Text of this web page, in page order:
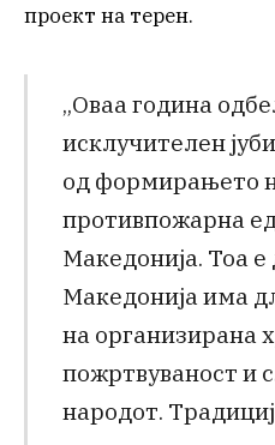
проект на терен.
„Оваа година
исклучителен
од формирањето
противпожарна
Македонија. Тоа е
Македонија има
на организирана
пожртвуваност и
народот.